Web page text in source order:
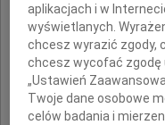
aplikacjach i w
wyświetlanych.
chcesz wyrazić zgody,
chcesz wycofać zgodę
„Ustawień
Twoje dane osobowe
celów badania i